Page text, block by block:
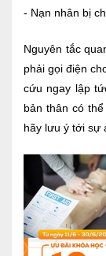
- Nạn nhân bị
Nguyên tắc
phải gọi điện
cứu ngay lập
bản thân có
hãy lưu ý tới sự